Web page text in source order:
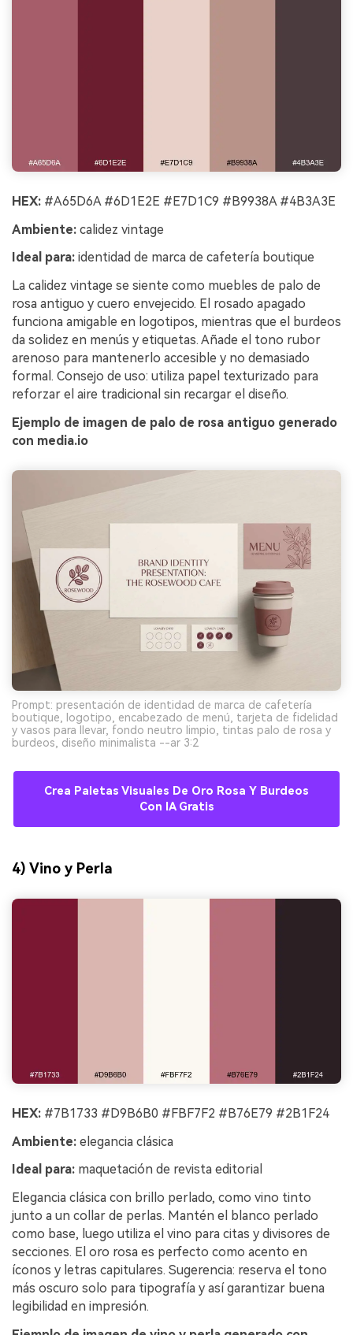
HEX: #A65D6A #6D1E2E #E7D1C9 #B9938A #4B3A3E
Ambiente: calidez vintage
Ideal para: identidad de marca de cafetería boutique
La calidez vintage se siente como muebles de palo de
rosa antiguo y cuero envejecido. El rosado apagado
funciona amigable en logotipos, mientras que el burdeos
da solidez en menús y etiquetas. Añade el tono rubor
arenoso para mantenerlo accesible y no demasiado
formal. Consejo de uso: utiliza papel texturizado para
reforzar el aire tradicional sin recargar el diseño.
Ejemplo de imagen de palo de rosa antiguo generado
con media.io
Prompt: presentación de identidad de marca de cafetería
boutique, logotipo, encabezado de menú, tarjeta de fidelidad
y vasos para llevar, fondo neutro limpio, tintas palo de rosa y
burdeos, diseño minimalista --ar 3:2
Crea Paletas Visuales De Oro Rosa Y Burdeos
Con IA Gratis
4) Vino y Perla
HEX: #7B1733 #D9B6B0 #FBF7F2 #B76E79 #2B1F24
Ambiente: elegancia clásica
Ideal para: maquetación de revista editorial
Elegancia clásica con brillo perlado, como vino tinto
junto a un collar de perlas. Mantén el blanco perlado
como base, luego utiliza el vino para citas y divisores de
secciones. El oro rosa es perfecto como acento en
íconos y letras capitulares. Sugerencia: reserva el tono
más oscuro solo para tipografía y así garantizar buena
legibilidad en impresión.